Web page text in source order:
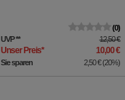
0
UVP** 12,50 €
Unser Preis* 10,00 €
Sie sparen 2,50 €(20%)